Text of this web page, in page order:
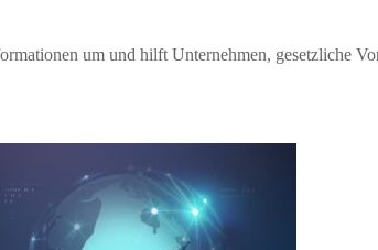
um und hilft Unternehmen, gesetzliche